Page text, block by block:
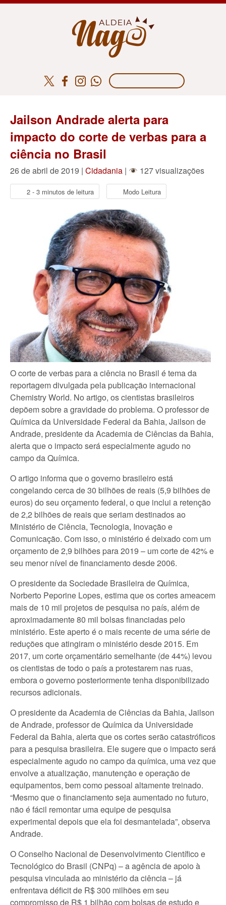
Jailson Andrade alerta para
impacto do corte de verbas para a
ciência no Brasil
26 de abril de 2019 | Cidadania | 127 visualizações
2 - 3 minutos de leitura Modo Leitura
O corte de verbas para a ciência no Brasil é tema da
reportagem divulgada pela publicação internacional
Chemistry World. No artigo, os cientistas brasileiros
depõem sobre a gravidade do problema. O professor de
Química da Universidade Federal da Bahia, Jailson de
Andrade, presidente da Academia de Ciências da Bahia,
alerta que o impacto será especialmente agudo no
campo da Química.
O artigo informa que o governo brasileiro está
congelando cerca de 30 bilhões de reais (5,9 bilhões de
euros) do seu orçamento federal, o que inclui a retenção
de 2,2 bilhões de reais que seriam destinados ao
Ministério de Ciência, Tecnologia, Inovação e
Comunicação. Com isso, o ministério é deixado com um
orçamento de 2,9 bilhões para 2019 – um corte de 42% e
seu menor nível de financiamento desde 2006.
O presidente da Sociedade Brasileira de Química,
Norberto Peporine Lopes, estima que os cortes ameacem
mais de 10 mil projetos de pesquisa no país, além de
aproximadamente 80 mil bolsas financiadas pelo
ministério. Este aperto é o mais recente de uma série de
reduções que atingiram o ministério desde 2015. Em
2017, um corte orçamentário semelhante (de 44%) levou
os cientistas de todo o país a protestarem nas ruas,
embora o governo posteriormente tenha disponibilizado
recursos adicionais.
O presidente da Academia de Ciências da Bahia, Jailson
de Andrade, professor de Química da Universidade
Federal da Bahia, alerta que os cortes serão catastróficos
para a pesquisa brasileira. Ele sugere que o impacto será
especialmente agudo no campo da química, uma vez que
envolve a atualização, manutenção e operação de
equipamentos, bem como pessoal altamente treinado.
“Mesmo que o financiamento seja aumentado no futuro,
não é fácil remontar uma equipe de pesquisa
experimental depois que ela foi desmantelada”, observa
Andrade.
O Conselho Nacional de Desenvolvimento Científico e
Tecnológico do Brasil (CNPq) – a agência de apoio à
pesquisa vinculada ao ministério da ciência – já
enfrentava déficit de R$ 300 milhões em seu
compromisso de R$ 1 bilhão com bolsas de estudo e